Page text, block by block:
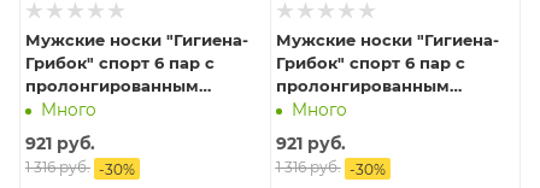
Мужские носки "Гигиена-
Грибок" спорт 6 пар с
пролонгированным
антибактериальным и
противогрибковым
действием, размер 44-46
(29)
Много
921 руб.
1 316руб. -30%
Мужские носки "Гигиена-
Грибок" спорт 6 пар с
пролонгированным
антибактериальным и
противогрибковым
действием, размер 41-43
(27)
Много
921руб.
1 316руб. -30%